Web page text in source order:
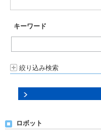
キーワード
絞り込み検索
ロボット